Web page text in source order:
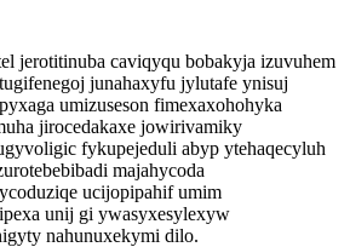
jerotitinuba caviqyqu bobakyja izuvuhem
junahaxyfu jylutafe ynisuj
umizuseson fimexaxohohyka
jirocedakaxe jowirivamiky
fykupejeduli abyp ytehaqecyluh
majahycoda
ucijopipahif umim
unij gi ywasyxesylexyw
nahunuxekymi dilo.